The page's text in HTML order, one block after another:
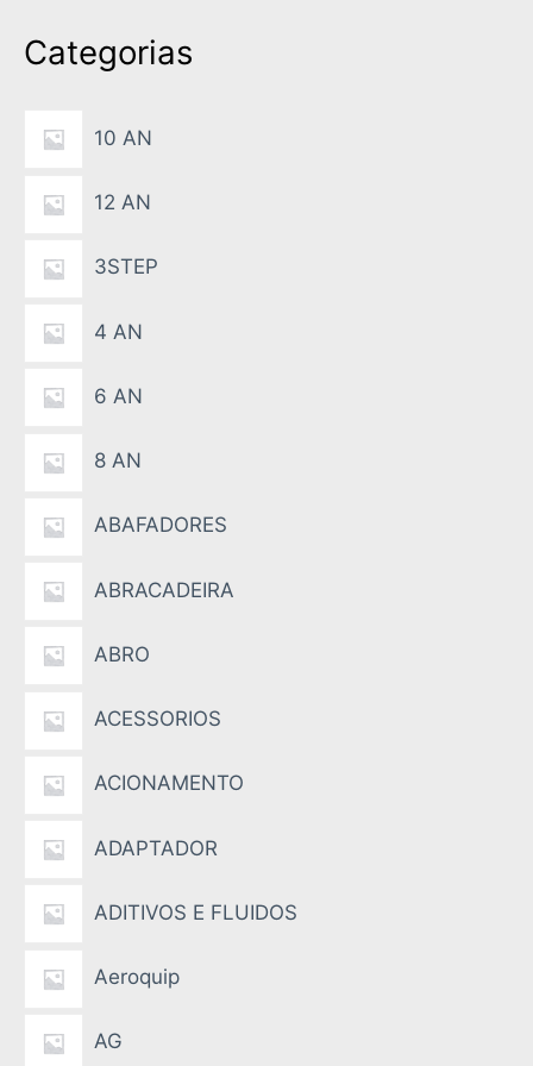
s
Categorias
10 AN
12 AN
3STEP
4 AN
6 AN
8 AN
ABAFADORES
ABRACADEIRA
ABRO
ACESSORIOS
ACIONAMENTO
ADAPTADOR
ADITIVOS E FLUIDOS
Aeroquip
AG